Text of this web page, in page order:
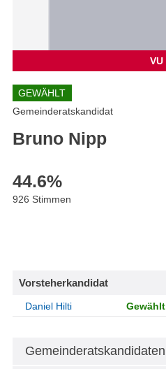
VU
GEWÄHLT
Gemeinderatskandidat
Bruno Nipp
44.6%
926 Stimmen
Vorsteherkandidat
Daniel Hilti Gewählt
Gemeinderatskandidaten